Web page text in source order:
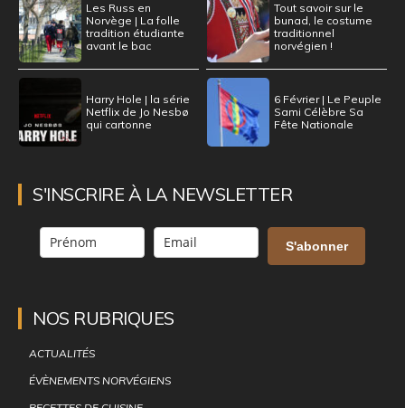
Les Russ en
Norvège | La folle
tradition étudiante
avant le bac
Tout savoir sur le
bunad, le costume
traditionnel
norvégien !
Harry Hole | la série
Netflix de Jo Nesbø
qui cartonne
6 Février | Le Peuple
Sami Célèbre Sa
Fête Nationale
S'INSCRIRE À LA NEWSLETTER
S'abonner
NOS RUBRIQUES
ACTUALITÉS
ÉVÈNEMENTS NORVÉGIENS